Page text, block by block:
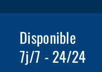
Disponible
7j/7 - 24/24